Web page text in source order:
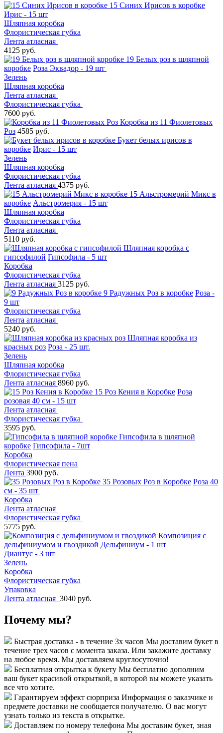
15 Синих Ирисов в коробке
Ирис - 15 шт
Шляпная коробка
Флористическая губка
Лента атласная
4125 руб.
19 Белых роз в шляпной
коробке Роза Эквадор - 19 шт
Зелень
Шляпная коробка
Лента атласная
Флористическая губка
7600 руб.
Коробка из 11 Фиолетовых
Роз 4585 руб.
Букет белых ирисов в
коробке Ирис - 15 шт
Зелень
Шляпная коробка
Флористическая губка
Лента атласная 4375 руб.
15 Альстромерий Микс в
коробке Альстромерия - 15 шт
Шляпная коробка
Флористическая губка
Лента атласная
5110 руб.
Шляпная коробка с
гипсофилой Гипсофила - 5 шт
Коробка
Флористическая губка
Лента атласная 3125 руб.
9 Радужных Роз в коробке Роза -
9 шт
Флористическая губка
Лента атласная
5240 руб.
Шляпная коробка из
красных роз Роза - 25 шт.
Зелень
Шляпная коробка
Флористическая губка
Лента атласная 8960 руб.
15 Роз Кения в Коробке Роза
розовая 40 см - 15 шт
Лента атласная
Флористическая губка
3595 руб.
Гипсофила в шляпной
коробке Гипсофила - 7шт
Коробка
Флористическая пена
Лента 3900 руб.
35 Розовых Роз в Коробке Роза 40
см - 35 шт
Коробка
Лента атласная
Флористическая губка
5775 руб.
Композиция с
дельфиниумом и гвоздикой Дельфиниум - 1 шт
Диантус - 3 шт
Зелень
Коробка
Флористическая губка
Упаковка
Лента атласная 3040 руб.
Почему мы?
Быстрая доставка - в течение 3х часов Мы доставим букет в
течение трех часов с момента заказа. Или закажите доставку
на любое время. Мы доставляем круглосуточно!
Бесплатная открытка к букету Мы бесплатно дополним
ваш букет красивой открыткой, в которой вы можете указать
все что хотите.
Гарантируем эффект сюрприза Информация о заказчике и
предмете доставки не сообщается получателю. О вас могут
узнать только из текста в открытке.
Доставляем по номеру телефона Мы доставим букет, зная